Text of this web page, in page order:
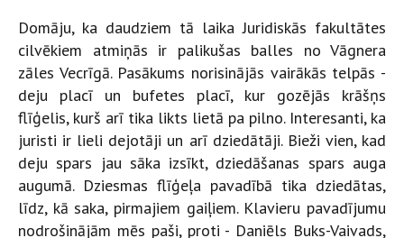
Domāju, ka daudziem tā laika Juridiskās fakultātes
cilvēkiem atmiņās ir palikušas balles no Vāgnera
zāles Vecrīgā. Pasākums norisinājās vairākās telpās -
deju placī un bufetes placī, kur gozējās krāšņs
flīģelis, kurš arī tika likts lietā pa pilno. Interesanti, ka
juristi ir lieli dejotāji un arī dziedātāji. Bieži vien, kad
deju spars jau sāka izsīkt, dziedāšanas spars auga
augumā. Dziesmas flīģeļa pavadībā tika dziedātas,
līdz, kā saka, pirmajiem gaiļiem. Klavieru pavadījumu
nodrošinājām mēs paši, proti - Daniēls Buks-Vaivads,